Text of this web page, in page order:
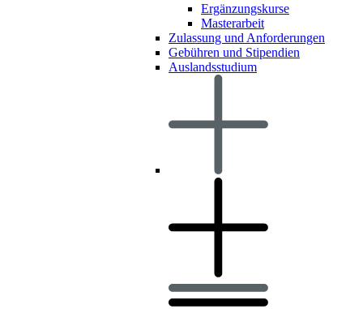
Ergänzungskurse
Masterarbeit
Zulassung und Anforderungen
Gebühren und Stipendien
Auslandsstudium